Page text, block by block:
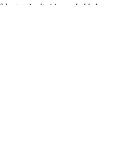
こやきそっくりな